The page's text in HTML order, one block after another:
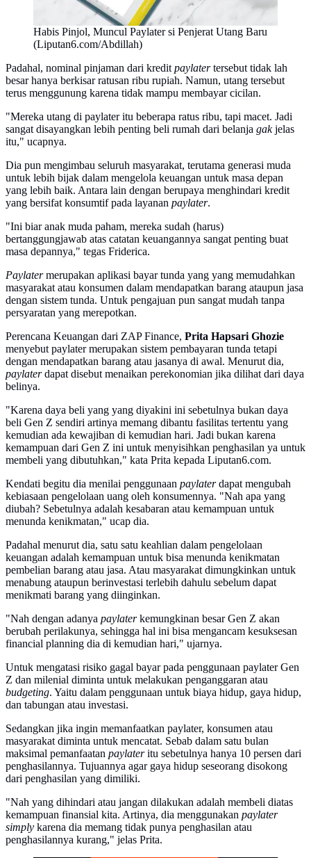
Habis Pinjol, Muncul Paylater si Penjerat Utang Baru
(Liputan6.com/Abdillah)
Padahal, nominal pinjaman dari kredit paylatertersebut tidak lah
besar hanya berkisar ratusan ribu rupiah. Namun, utang tersebut
terus menggunung karena tidak mampu membayar cicilan.
"Mereka utang di paylater itu beberapa ratus ribu, tapi macet. Jadi
sangat disayangkan lebih penting beli rumah dari belanja gakjelas
itu," ucapnya.
Dia pun mengimbau seluruh masyarakat, terutama generasi muda
untuk lebih bijak dalam mengelola keuangan untuk masa depan
yang lebih baik. Antara lain dengan berupaya menghindari kredit
yang bersifat konsumtif pada layanan paylater.
"Ini biar anak muda paham, mereka sudah (harus)
bertanggungjawab atas catatan keuangannya sangat penting buat
masa depannya," tegas Friderica.
Paylatermerupakan aplikasi bayar tunda yang yang memudahkan
masyarakat atau konsumen dalam mendapatkan barang ataupun jasa
dengan sistem tunda. Untuk pengajuan pun sangat mudah tanpa
persyaratan yang merepotkan.
Perencana Keuangan dari ZAP Finance, Prita Hapsari Ghozie
menyebut paylater merupakan sistem pembayaran tunda tetapi
dengan mendapatkan barang atau jasanya di awal. Menurut dia,
paylaterdapat disebut menaikan perekonomian jika dilihat dari daya
belinya.
"Karena daya beli yang yang diyakini ini sebetulnya bukan daya
beli Gen Z sendiri artinya memang dibantu fasilitas tertentu yang
kemudian ada kewajiban di kemudian hari. Jadi bukan karena
kemampuan dari Gen Z ini untuk menyisihkan penghasilan ya untuk
membeli yang dibutuhkan," kata Prita kepada Liputan6.com.
Kendati begitu dia menilai penggunaan paylaterdapat mengubah
kebiasaan pengelolaan uang oleh konsumennya. "Nah apa yang
diubah? Sebetulnya adalah kesabaran atau kemampuan untuk
menunda kenikmatan," ucap dia.
Padahal menurut dia, satu satu keahlian dalam pengelolaan
keuangan adalah kemampuan untuk bisa menunda kenikmatan
pembelian barang atau jasa. Atau masyarakat dimungkinkan untuk
menabung ataupun berinvestasi terlebih dahulu sebelum dapat
menikmati barang yang diinginkan.
"Nah dengan adanya paylaterkemungkinan besar Gen Z akan
berubah perilakunya, sehingga hal ini bisa mengancam kesuksesan
financial planning dia di kemudian hari," ujarnya.
Untuk mengatasi risiko gagal bayar pada penggunaan paylater Gen
Z dan milenial diminta untuk melakukan penganggaran atau
budgeting. Yaitu dalam penggunaan untuk biaya hidup, gaya hidup,
dan tabungan atau investasi.
Sedangkan jika ingin memanfaatkan paylater, konsumen atau
masyarakat diminta untuk mencatat. Sebab dalam satu bulan
maksimal pemanfaatan paylateritu sebetulnya hanya 10 persen dari
penghasilannya. Tujuannya agar gaya hidup seseorang disokong
dari penghasilan yang dimiliki.
"Nah yang dihindari atau jangan dilakukan adalah membeli diatas
kemampuan finansial kita. Artinya, dia menggunakan paylater
simply karena dia memang tidak punya penghasilan atau
penghasilannya kurang," jelas Prita.